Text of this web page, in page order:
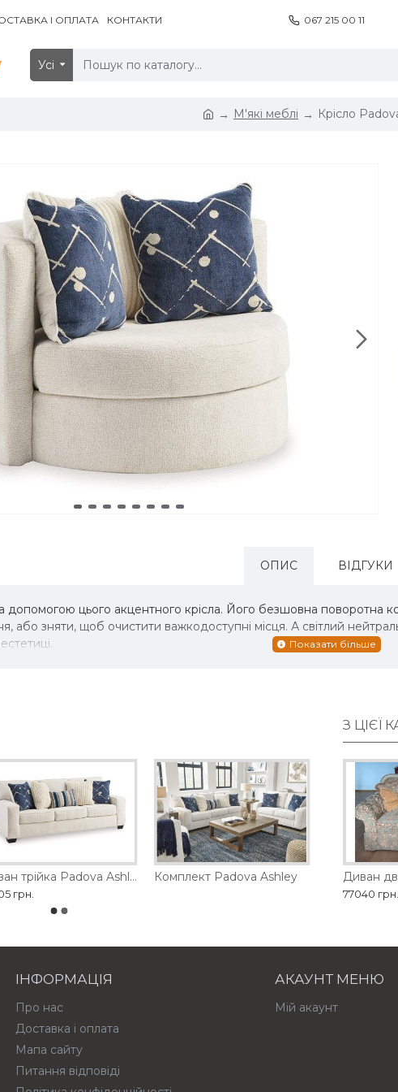
І ОПЛАТА КОНТАКТИ 067 215 00 11
Усі
М'які меблі Крісло
ОПИС ВІДГУКИ
допомогою цього акцентного крісла. Його безшовна поворотна
або зняти, щоб очистити важкодоступні місця. А світлий
Диван трійка Padova Ashley розкладний
грн.
Комплект Padova Ashley
З ЦІЄЇ
двомісний 1428-2D
грн.
Диван двомісний 1461-2D
77040 грн.
ІНФОРМАЦІЯ
Про нас
Доставка і оплата
Мапа сайту
Питання відповіді
АКАУНТ МЕНЮ
Мій акаунт